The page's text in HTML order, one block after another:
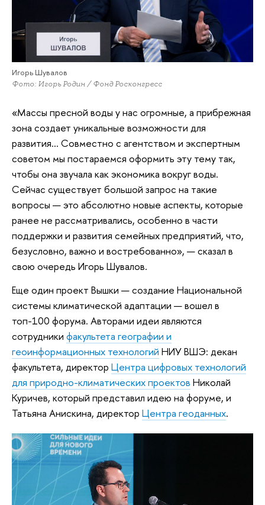
Игорь Шувалов
Фото: Игорь Родин / Фонд Росконгресс
«Массы пресной воды у нас огромные, а прибрежная
зона создает уникальные возможности для
развития… Совместно с агентством и экспертным
советом мы постараемся оформить эту тему так,
чтобы она звучала как экономика вокруг воды.
Сейчас существует большой запрос на такие
вопросы — это абсолютно новые аспекты, которые
ранее не рассматривались, особенно в части
поддержки и развития семейных предприятий, что,
безусловно, важно и востребованно», — сказал в
свою очередь Игорь Шувалов.
Еще один проект Вышки — создание Национальной
системы климатической адаптации — вошел в
топ-100 форума. Авторами идеи являются
сотрудники факультета географии и
геоинформационных технологий НИУ ВШЭ: декан
факультета, директор Центра цифровых технологий
для природно-климатических проектов Николай
Куричев, который представил идею на форуме, и
Татьяна Анискина, директор Центра геоданных.